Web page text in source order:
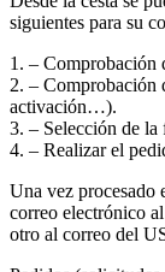
siguientes para su
1. – Comprobación
2. – Comprobación
activación…).
3. – Selección de la
4. – Realizar el
Una vez procesado
correo electrónico
otro al correo del